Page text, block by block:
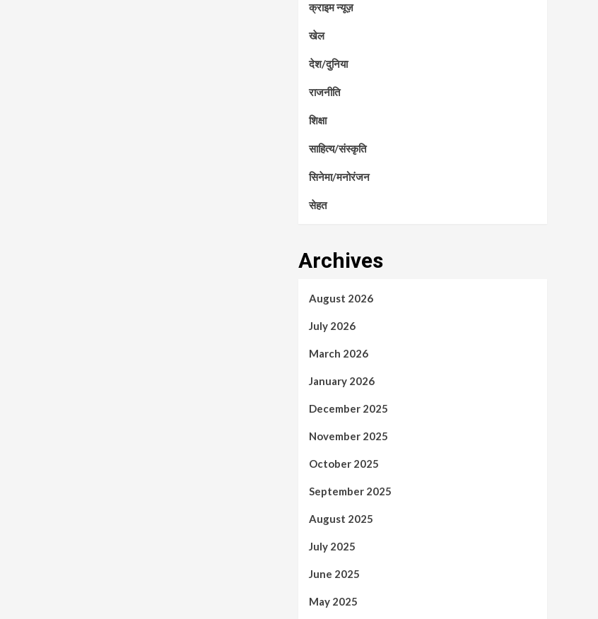
क्राइम न्यूज़
खेल
देश/दुनिया
राजनीति
शिक्षा
साहित्य/संस्कृति
सिनेमा/मनोरंजन
सेहत
Archives
August 2026
July 2026
March 2026
January 2026
December 2025
November 2025
October 2025
September 2025
August 2025
July 2025
June 2025
May 2025